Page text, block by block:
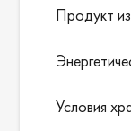
Продукт
Условия